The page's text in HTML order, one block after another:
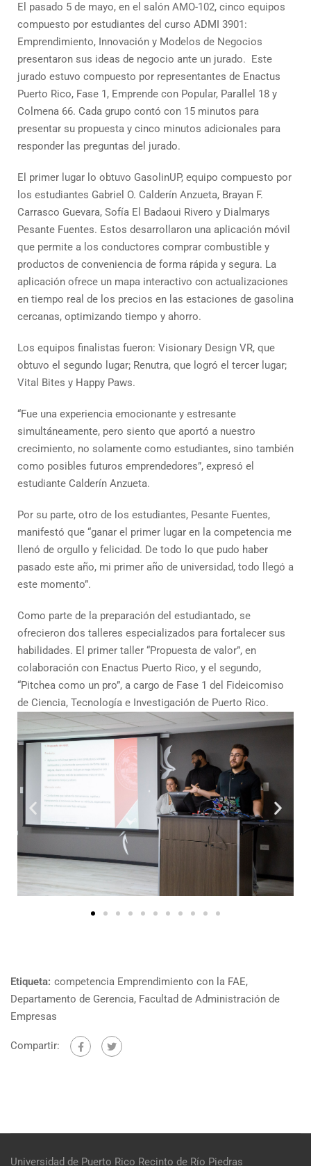
El pasado 5 de mayo, en el salón AMO-102, cinco equipos
compuesto por estudiantes del curso ADMI 3901:
Emprendimiento, Innovación y Modelos de Negocios
presentaron sus ideas de negocio ante un jurado. Este
jurado estuvo compuesto por representantes de Enactus
Puerto Rico, Fase 1, Emprende con Popular, Parallel 18 y
Colmena 66. Cada grupo contó con 15 minutos para
presentar su propuesta y cinco minutos adicionales para
responder las preguntas del jurado.
El primer lugar lo obtuvo GasolinUP, equipo compuesto por
los estudiantes Gabriel O. Calderín Anzueta, Brayan F.
Carrasco Guevara, Sofía El Badaoui Rivero y Dialmarys
Pesante Fuentes. Estos desarrollaron una aplicación móvil
que permite a los conductores comprar combustible y
productos de conveniencia de forma rápida y segura. La
aplicación ofrece un mapa interactivo con actualizaciones
en tiempo real de los precios en las estaciones de gasolina
cercanas, optimizando tiempo y ahorro.
Los equipos finalistas fueron: Visionary Design VR, que
obtuvo el segundo lugar; Renutra, que logró el tercer lugar;
Vital Bites y Happy Paws.
“Fue una experiencia emocionante y estresante
simultáneamente, pero siento que aportó a nuestro
crecimiento, no solamente como estudiantes, sino también
como posibles futuros emprendedores”, expresó el
estudiante Calderín Anzueta.
Por su parte, otro de los estudiantes, Pesante Fuentes,
manifestó que “ganar el primer lugar en la competencia me
llenó de orgullo y felicidad. De todo lo que pudo haber
pasado este año, mi primer año de universidad, todo llegó a
este momento”.
Como parte de la preparación del estudiantado, se
ofrecieron dos talleres especializados para fortalecer sus
habilidades. El primer taller “Propuesta de valor”, en
colaboración con Enactus Puerto Rico, y el segundo,
“Pitchea como un pro”, a cargo de Fase 1 del Fideicomiso
de Ciencia, Tecnología e Investigación de Puerto Rico.
Etiqueta: competencia Emprendimiento con la FAE,
Departamento de Gerencia, Facultad de Administración de
Empresas
Compartir:
Universidad de Puerto Rico Recinto de Río Piedras